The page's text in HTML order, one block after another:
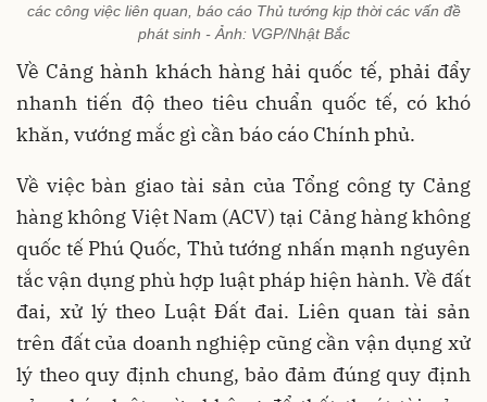
các công việc liên quan, báo cáo Thủ tướng kịp thời các vấn đề
phát sinh - Ảnh: VGP/Nhật Bắc
Về Cảng hành khách hàng hải quốc tế, phải đẩy
nhanh tiến độ theo tiêu chuẩn quốc tế, có khó
khăn, vướng mắc gì cần báo cáo Chính phủ.
Về việc bàn giao tài sản của Tổng công ty Cảng
hàng không Việt Nam (ACV) tại Cảng hàng không
quốc tế Phú Quốc, Thủ tướng nhấn mạnh nguyên
tắc vận dụng phù hợp luật pháp hiện hành. Về đất
đai, xử lý theo Luật Đất đai. Liên quan tài sản
trên đất của doanh nghiệp cũng cần vận dụng xử
lý theo quy định chung, bảo đảm đúng quy định